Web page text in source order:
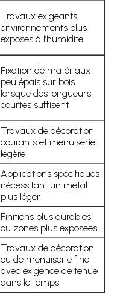
Travaux exigeants,
environnements plus
exposés à l’humidité
Fixation de matériaux
peu épais sur bois
lorsque des longueurs
courtes suffisent
Travaux de décoration
courants et menuiserie
légère
Applications spécifiques
nécessitant un métal
plus léger
Finitions plus durables
ou zones plus exposées
Travaux de décoration
ou de menuiserie fine
avec exigence de tenue
dans le temps